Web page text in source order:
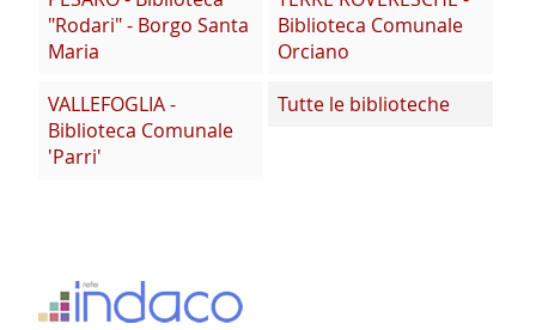
"Rodari" - Borgo Santa
Maria
Biblioteca Comunale
Orciano
VALLEFOGLIA -
Biblioteca Comunale
'Parri'
Tutte le biblioteche